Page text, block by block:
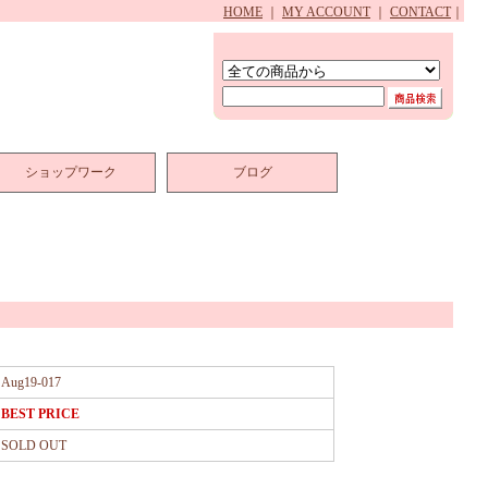
HOME MY ACCOUNT CONTACT
ショップワーク ブログ
Aug19-017
BEST PRICE
SOLD OUT